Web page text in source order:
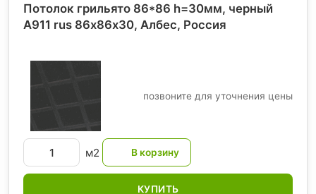
Потолок грильято 86*86 h=30мм, черный
A911 rus 86х86х30, Албес, Россия
позвоните для уточнения цены
м2
КУПИТЬ